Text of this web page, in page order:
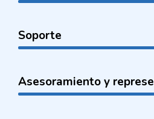
Soporte
Asesoramiento y